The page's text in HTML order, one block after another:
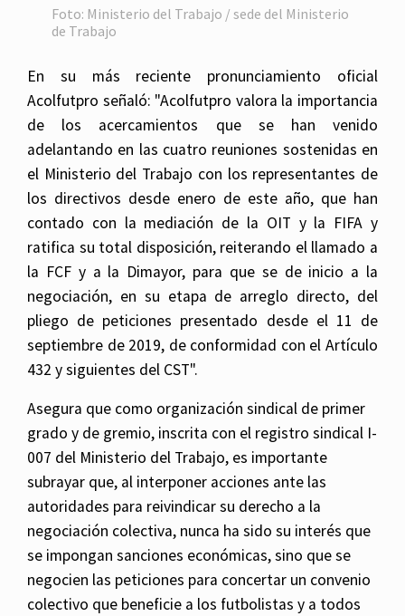
Foto: Ministerio del Trabajo / sede del Ministerio
de Trabajo
En su más reciente pronunciamiento oficial
Acolfutpro señaló: "Acolfutpro valora la importancia
de los acercamientos que se han venido
adelantando en las cuatro reuniones sostenidas en
el Ministerio del Trabajo con los representantes de
los directivos desde enero de este año, que han
contado con la mediación de la OIT y la FIFA y
ratifica su total disposición, reiterando el llamado a
la FCF y a la Dimayor, para que se de inicio a la
negociación, en su etapa de arreglo directo, del
pliego de peticiones presentado desde el 11 de
septiembre de 2019, de conformidad con el Artículo
432 y siguientes del CST".
Asegura que como organización sindical de primer
grado y de gremio, inscrita con el registro sindical I-
007 del Ministerio del Trabajo, es importante
subrayar que, al interponer acciones ante las
autoridades para reivindicar su derecho a la
negociación colectiva, nunca ha sido su interés que
se impongan sanciones económicas, sino que se
negocien las peticiones para concertar un convenio
colectivo que beneficie a los futbolistas y a todos